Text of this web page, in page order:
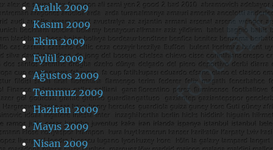
Aralık 2009
Kasım 2009
Ekim 2009
Eylül 2009
Ağustos 2009
Temmuz 2009
Haziran 2009
Mayıs 2009
Nisan 2009